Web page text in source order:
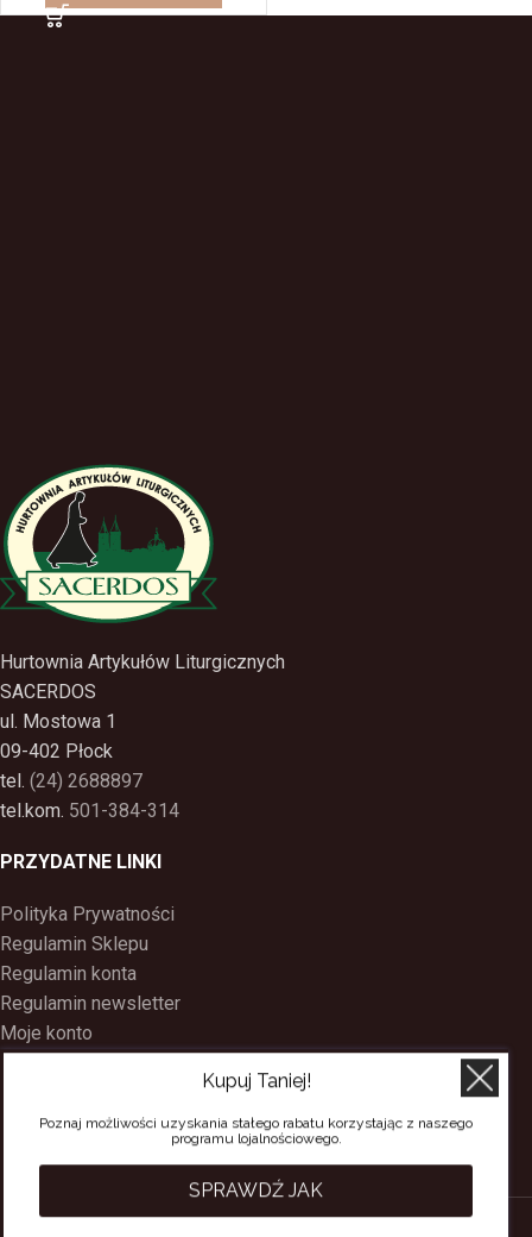
Hurtownia Artykułów Liturgicznych
SACERDOS
ul. Mostowa 1
09-402 Płock
tel. (24) 2688897
tel.kom. 501-384-314
PRZYDATNE LINKI
Polityka Prywatności
Regulamin Sklepu
Regulamin konta
Regulamin newsletter
Moje konto
Kontakt
Program Lojalnościowy
SACERDOSCREATED BYBEEON TOP. PREMIUM WEB & E-COMMERCE
Kupuj Taniej!
Poznaj możliwości uzyskania stałego rabatu korzystając z naszego
programu lojalnościowego.
SPRAWDŹ JAK